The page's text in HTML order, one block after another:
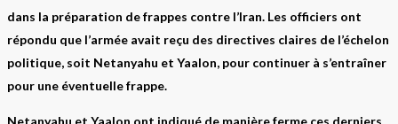
dans la préparation de frappes contre l’Iran. Les officiers ont
répondu que l’armée avait reçu des directives claires de l’échelon
politique, soit Netanyahu et Yaalon, pour continuer à s’entraîner
pour une éventuelle frappe.
Netanyahu et Yaalon ont indiqué de manière ferme ces derniers